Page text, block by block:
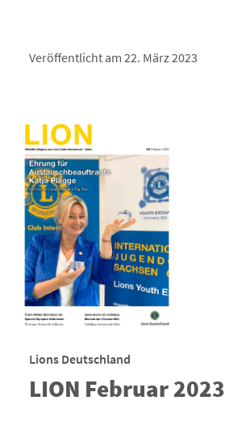
Veröffentlicht am 22. März 2023
Lions Deutschland
LION Februar 2023